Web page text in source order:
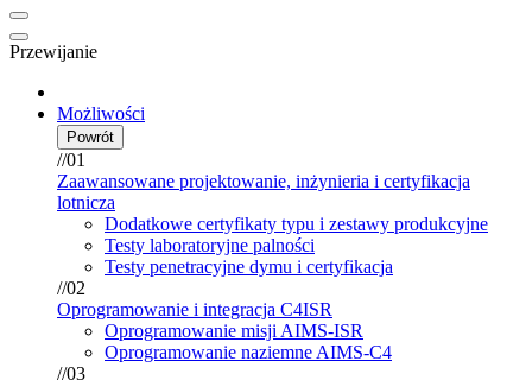
Przewijanie
Możliwości
Powrót
//01
Zaawansowane projektowanie, inżynieria i certyfikacja
lotnicza
Dodatkowe certyfikaty typu i zestawy produkcyjne
Testy laboratoryjne palności
Testy penetracyjne dymu i certyfikacja
//02
Oprogramowanie i integracja C4ISR
Oprogramowanie misji AIMS-ISR
Oprogramowanie naziemne AIMS-C4
//03